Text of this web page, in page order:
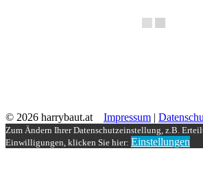
© 2026 harrybaut.at Impressum |
Zum Ändern Ihrer Datenschutzeinstellung, z.B.
Einwilligungen, klicken Sie hier: Einstellungen